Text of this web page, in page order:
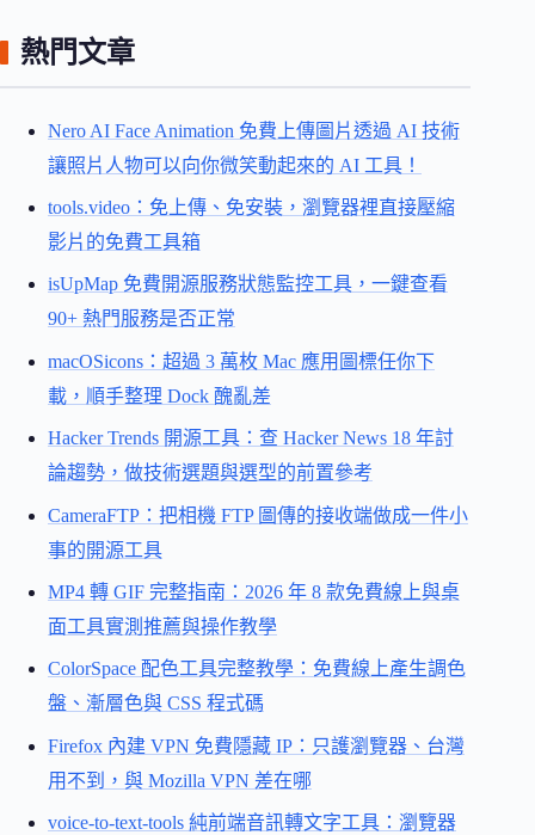
熱門文章
Nero AI Face Animation 免費上傳圖片透過 AI 技術
讓照片人物可以向你微笑動起來的 AI 工具！
tools.video：免上傳、免安裝，瀏覽器裡直接壓縮
影片的免費工具箱
isUpMap 免費開源服務狀態監控工具，一鍵查看
90+ 熱門服務是否正常
macOSicons：超過 3 萬枚 Mac 應用圖標任你下
載，順手整理 Dock 醜亂差
Hacker Trends 開源工具：查 Hacker News 18 年討
論趨勢，做技術選題與選型的前置參考
CameraFTP：把相機 FTP 圖傳的接收端做成一件小
事的開源工具
MP4 轉 GIF 完整指南：2026 年 8 款免費線上與桌
面工具實測推薦與操作教學
ColorSpace 配色工具完整教學：免費線上產生調色
盤、漸層色與 CSS 程式碼
Firefox 內建 VPN 免費隱藏 IP：只護瀏覽器、台灣
用不到，與 Mozilla VPN 差在哪
voice-to-text-tools 純前端音訊轉文字工具：瀏覽器